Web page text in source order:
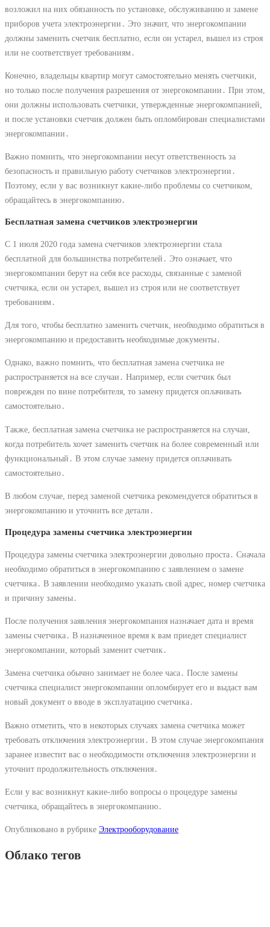
возложил на них обязанность по установке, обслуживанию и замене
приборов учета электроэнергии․ Это значит, что энергокомпании
должны заменить счетчик бесплатно, если он устарел, вышел из строя
или не соответствует требованиям․
Конечно, владельцы квартир могут самостоятельно менять счетчики,
но только после получения разрешения от энергокомпании․ При этом,
они должны использовать счетчики, утвержденные энергокомпанией,
и после установки счетчик должен быть опломбирован специалистами
энергокомпании․
Важно помнить, что энергокомпании несут ответственность за
безопасность и правильную работу счетчиков электроэнергии․
Поэтому, если у вас возникнут какие-либо проблемы со счетчиком,
обращайтесь в энергокомпанию․
Бесплатная замена счетчиков электроэнергии
С 1 июля 2020 года замена счетчиков электроэнергии стала
бесплатной для большинства потребителей․ Это означает, что
энергокомпании берут на себя все расходы, связанные с заменой
счетчика, если он устарел, вышел из строя или не соответствует
требованиям․
Для того, чтобы бесплатно заменить счетчик, необходимо обратиться в
энергокомпанию и предоставить необходимые документы․
Однако, важно помнить, что бесплатная замена счетчика не
распространяется на все случаи․ Например, если счетчик был
поврежден по вине потребителя, то замену придется оплачивать
самостоятельно․
Также, бесплатная замена счетчика не распространяется на случаи,
когда потребитель хочет заменить счетчик на более современный или
функциональный․ В этом случае замену придется оплачивать
самостоятельно․
В любом случае, перед заменой счетчика рекомендуется обратиться в
энергокомпанию и уточнить все детали․
Процедура замены счетчика электроэнергии
Процедура замены счетчика электроэнергии довольно проста․ Сначала
необходимо обратиться в энергокомпанию с заявлением о замене
счетчика․ В заявлении необходимо указать свой адрес, номер счетчика
и причину замены․
После получения заявления энергокомпания назначает дата и время
замены счетчика․ В назначенное время к вам приедет специалист
энергокомпании, который заменит счетчик․
Замена счетчика обычно занимает не более часа․ После замены
счетчика специалист энергокомпании опломбирует его и выдаст вам
новый документ о вводе в эксплуатацию счетчика․
Важно отметить, что в некоторых случаях замена счетчика может
требовать отключения электроэнергии․ В этом случае энергокомпания
заранее известит вас о необходимости отключения электроэнергии и
уточнит продолжительность отключения․
Если у вас возникнут какие-либо вопросы о процедуре замены
счетчика, обращайтесь в энергокомпанию․
Опубликовано в рубрике Электрооборудование
Облако тегов